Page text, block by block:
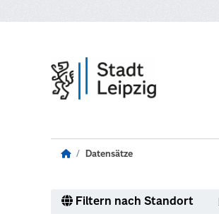
Datensätze
Filtern nach Standort